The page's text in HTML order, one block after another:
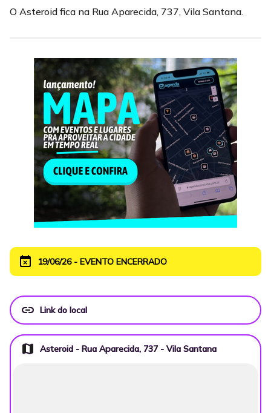
O Asteroid fica na Rua Aparecida, 737, Vila Santana.
event_busy 19/06/26 - EVENTO ENCERRADO
link Link do local
map Asteroid - Rua Aparecida, 737 - Vila Santana